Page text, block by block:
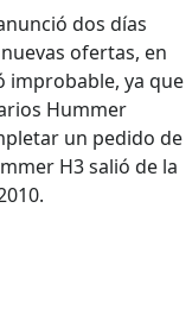
dos días
ofertas, en
improbable, ya que
Hummer
un pedido de
H3 salió de la